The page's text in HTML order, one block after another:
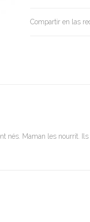
Compartir en las
nés. Maman les nourrit.